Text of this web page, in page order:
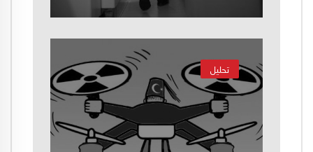
تحليل